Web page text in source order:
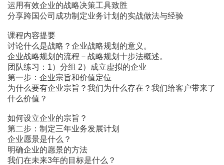
运用有效企业的战略决策工具致胜
分享跨国公司成功制定业务计划的实战做法与经验
课程内容提要
讨论什么是战略？企业战略规划的意义。
企业战略规划的流程－战略规划十步法概述。
团队练习：1）分组 2）成立虚拟的企业
第一步：企业宗旨和价值定位
为什么要有企业宗旨？我们为什么存在？我们给客户带来了
什么价值？
如何设立企业的宗旨？
第二步：制定三年业务发展计划
企业愿景是什么？
明确企业的愿景的方法
我们在未来3年的目标是什么？